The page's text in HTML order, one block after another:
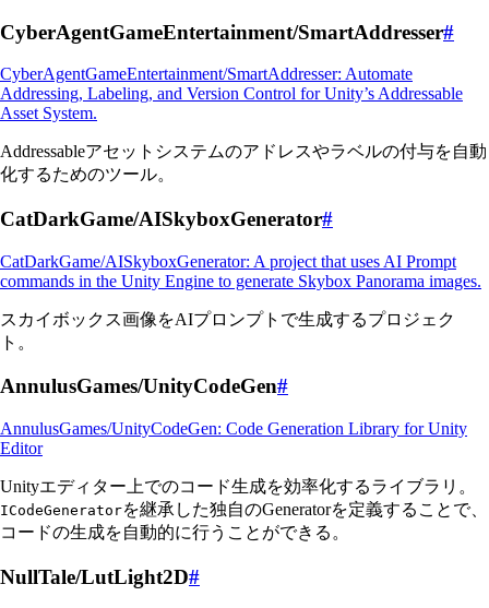
CyberAgentGameEntertainment/SmartAddresser#
CyberAgentGameEntertainment/SmartAddresser: Automate
Addressing, Labeling, and Version Control for Unity’s Addressable
Asset System.
Addressableアセットシステムのアドレスやラベルの付与を自動
化するためのツール。
CatDarkGame/AISkyboxGenerator#
CatDarkGame/AISkyboxGenerator: A project that uses AI Prompt
commands in the Unity Engine to generate Skybox Panorama images.
スカイボックス画像をAIプロンプトで生成するプロジェク
ト。
AnnulusGames/UnityCodeGen#
AnnulusGames/UnityCodeGen: Code Generation Library for Unity
Editor
Unityエディター上でのコード生成を効率化するライブラリ。
ICodeGeneratorを継承した独自のGeneratorを定義することで、
コードの生成を自動的に行うことができる。
NullTale/LutLight2D#